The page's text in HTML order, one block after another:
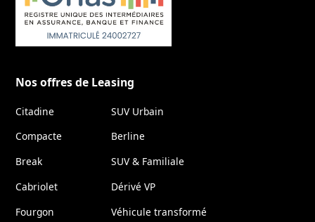
Nos offres de Leasing
Citadine
SUV Urbain
Compacte
Berline
Break
SUV & Familiale
Cabriolet
Dérivé VP
Fourgon
Véhicule transformé